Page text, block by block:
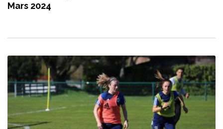
Mars 2024